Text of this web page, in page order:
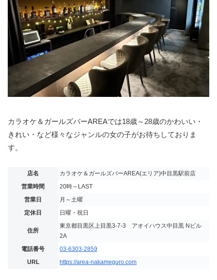
カラオケ＆ガールズバーAREAでは18歳～28歳のかわいい・
きれい・など様々なジャンルの女の子がお待ちしておりま
す。
店名
カラオケ＆ガールズバーAREA(エリア)中目黒駅前店
営業時間
20時～LAST
営業日
月～土曜
定休日
日曜・祝日
住所
東京都目黒区上目黒3-7-3 アオイハウス中目黒 Nビル
2A
電話番号
03-6303-2859
URL
https://area-nakameguro.com